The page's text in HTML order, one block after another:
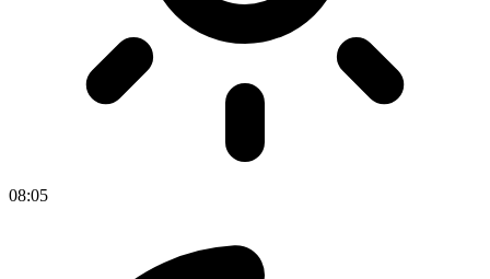
08:05